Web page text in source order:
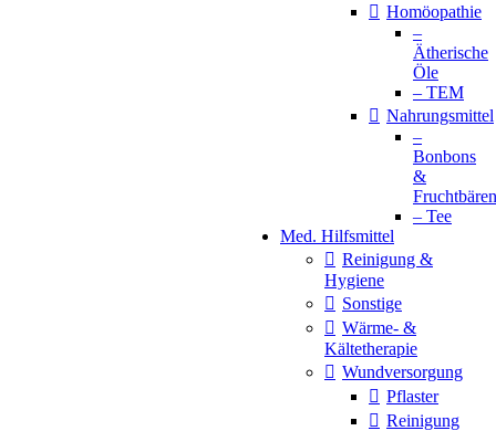
Homöopathie
–
Ätherische
Öle
– TEM
Nahrungsmittel
–
Bonbons
&
Fruchtbären
– Tee
Med. Hilfsmittel
Reinigung &
Hygiene
Sonstige
Wärme- &
Kältetherapie
Wundversorgung
Pflaster
Reinigung